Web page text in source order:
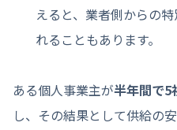
えると、業者側からの
れることもあります。
ある個人事業主が半年間で5
し、その結果として供給の